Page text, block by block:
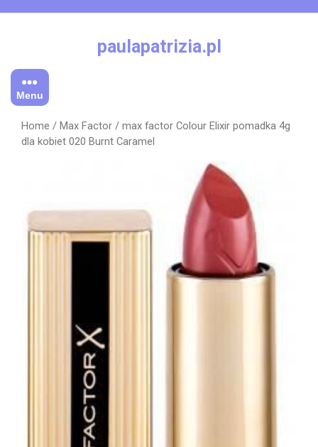
paulapatrizia.pl
Menu
Home / Max Factor / max factor Colour Elixir pomadka 4g
dla kobiet 020 Burnt Caramel